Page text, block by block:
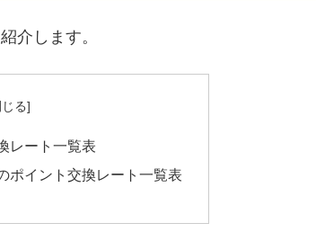
介します。
レート一覧表
ポイント交換レート一覧表